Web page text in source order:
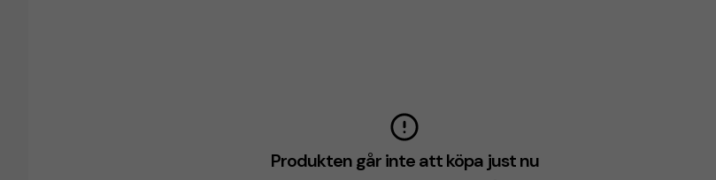
Produkten går inte att köpa just nu